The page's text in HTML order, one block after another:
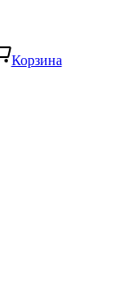
Корзина